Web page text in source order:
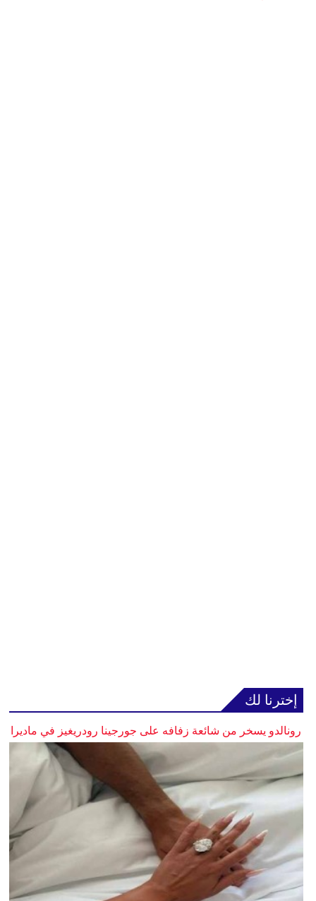
إخترنا لك
رونالدو يسخر من شائعة زفافه على جورجينا رودريغيز في ماديرا